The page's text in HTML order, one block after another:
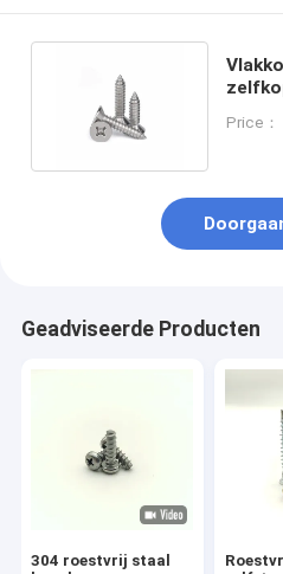
Price：
Geadviseerde Producten
304 roestvrij staal